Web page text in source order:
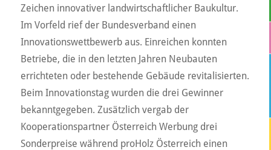
Zeichen innovativer landwirtschaftlicher Baukultur.
Im Vorfeld rief der Bundesverband einen
Innovationswettbewerb aus. Einreichen konnten
Betriebe, die in den letzten Jahren Neubauten
errichteten oder bestehende Gebäude revitalisierten.
Beim Innovationstag wurden die drei Gewinner
bekanntgegeben. Zusätzlich vergab der
Kooperationspartner Österreich Werbung drei
Sonderpreise während proHolz Österreich einen